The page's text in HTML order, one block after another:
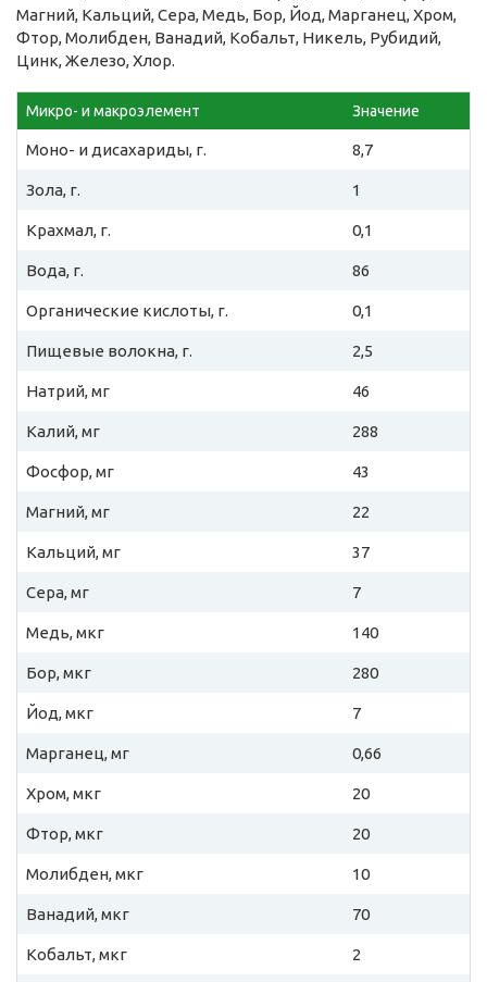
Магний, Кальций, Сера, Медь, Бор, Йод, Марганец, Хром,
Фтор, Молибден, Ванадий, Кобальт, Никель, Рубидий,
Цинк, Железо, Хлор.
Микро- и макроэлемент Значение
Моно- и дисахариды, г. 8,7
Зола, г. 1
Крахмал, г. 0,1
Вода, г. 86
Органические кислоты, г. 0,1
Пищевые волокна, г. 2,5
Натрий, мг 46
Калий, мг 288
Фосфор, мг 43
Магний, мг 22
Кальций, мг 37
Сера, мг 7
Медь, мкг 140
Бор, мкг 280
Йод, мкг 7
Марганец, мг 0,66
Хром, мкг 20
Фтор, мкг 20
Молибден, мкг 10
Ванадий, мкг 70
Кобальт, мкг 2